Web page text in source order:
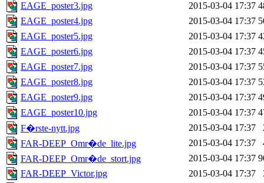
EAGE_poster3.jpg
2015-03-04 17:37
EAGE_poster4.jpg
2015-03-04 17:37
EAGE_poster5.jpg
2015-03-04 17:37
EAGE_poster6.jpg
2015-03-04 17:37
EAGE_poster7.jpg
2015-03-04 17:37
EAGE_poster8.jpg
2015-03-04 17:37
EAGE_poster9.jpg
2015-03-04 17:37
EAGE_poster10.jpg
2015-03-04 17:37
F�rste-nytt.jpg
2015-03-04 17:37
FAR-DEEP_Omr�de_lite.jpg
2015-03-04 17:37
FAR-DEEP_Omr�de_stort.jpg
2015-03-04 17:37
FAR-DEEP_Victor.jpg
2015-03-04 17:37